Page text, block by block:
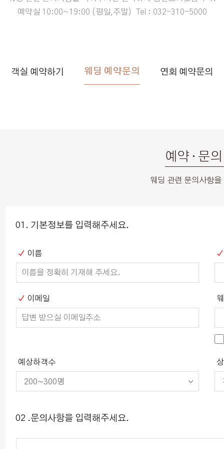
예약실 10:00~19:00 (평일,주말)
Tel : 032-310-5000
객실 예약하기 웨딩 예약문의 연회 예약문의
예약 · 문
웨딩 관련 문의사항
01. 기본정보를 입력해주세요.
이름
이메일
예상하객수
02 .문의사항을 입력해주세요.